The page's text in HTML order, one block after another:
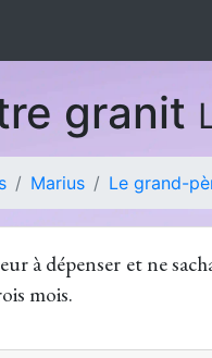
granit
Marius Le grand-
à dépenser et ne
mois.